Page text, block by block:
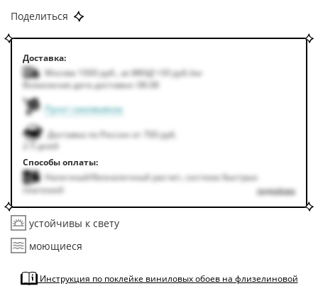
Поделиться
Доставка:
Москва 1000руб. за МКАД +50руб./км
Возможная дата доставки: 08.08
Пункт самовывоза
Доставка по России от 700 руб.
2-5 дней
Способы оплаты:
Наличный/безналичный расчет, система быстрых
платежей
подробнее
устойчивы к свету
моющиеся
Инструкция по поклейке виниловых обоев на флизелиновой